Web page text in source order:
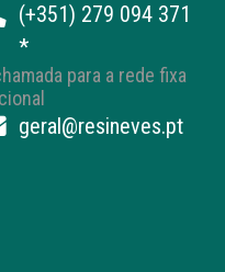
(+351) 279 094 371
*
para a rede fixa
geral@resineves.pt